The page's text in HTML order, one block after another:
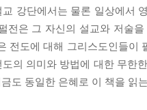
강단에서는 물론 일상에서
전은 그 자신의 설교와 저술
전도에 대해 그리스도인들이
의 의미와 방법에 대한 무한
도 동일한 은혜로 이 책을 읽